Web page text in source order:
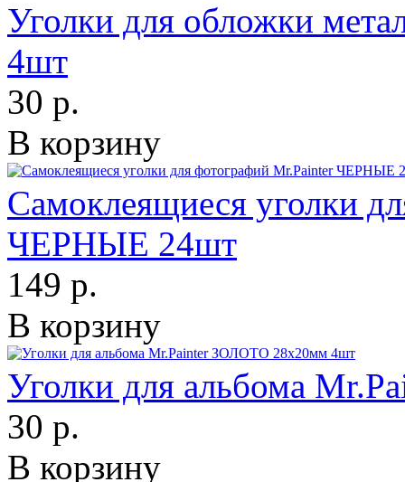
Уголки для обложки
4шт
30 р.
В корзину
Самоклеящиеся уголки
ЧЕРНЫЕ 24шт
149 р.
В корзину
Уголки для альбома
30 р.
В корзину